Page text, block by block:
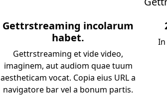
Gettrstreaming incolarum
habet.
Gettrstreaming et vide video,
imaginem, aut audiom quae tuum
aestheticam vocat. Copia eius URL a
navigatore bar vel a bonum partis.